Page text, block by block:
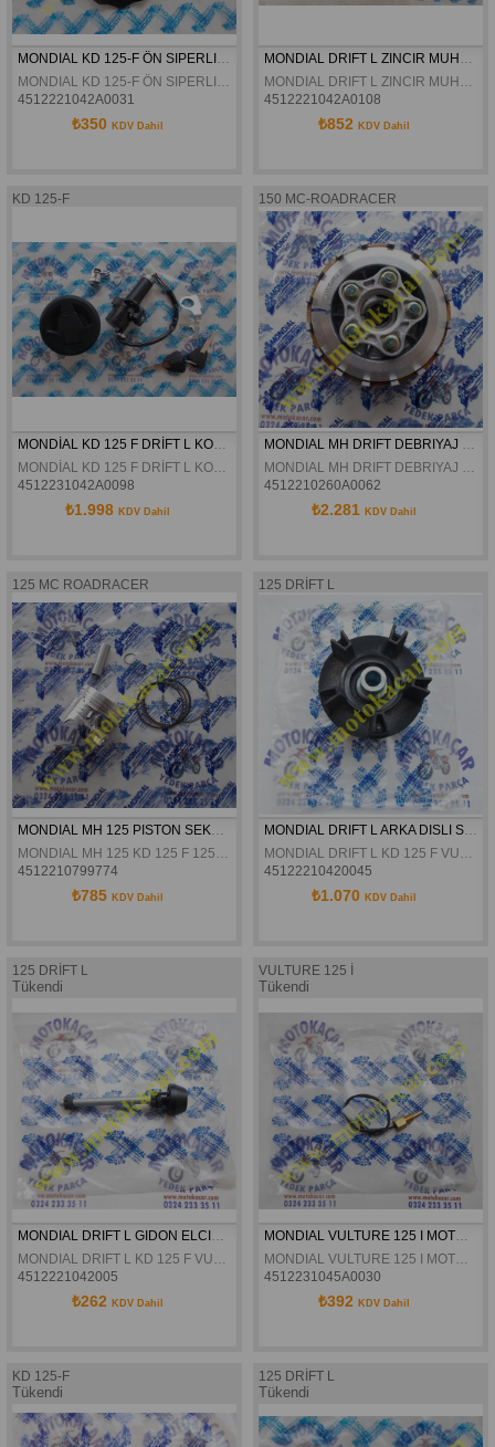
MONDIAL KD 125-F ÖN SIPERLIK ORJINAL
MONDIAL KD 125-F ÖN SIPERLIK ORJINAL
4512221042A0031
₺350 KDV Dahil
MONDIAL DRIFT L ZINCIR MUHAFAZA ORJINAL
MONDIAL DRIFT L ZINCIR MUHAFAZA ORJINAL
4512221042A0108
₺852 KDV Dahil
KD 125-F
MONDİAL KD 125 F DRİFT L KONTAK KİLİT SETİ ORJİNAL
MONDİAL KD 125 F DRİFT L KONTAK KİLİT SETİ ORJİNAL
4512231042A0098
₺1.998 KDV Dahil
150 MC-ROADRACER
MONDIAL MH DRIFT DEBRIYAJ KOMPLE ORJINAL
MONDIAL MH DRIFT DEBRIYAJ KOMPLE ORJINAL
4512210260A0062
₺2.281 KDV Dahil
125 MC ROADRACER
MONDIAL MH 125 PISTON SEKMAN SETI ORJINAL
MONDIAL MH 125 KD 125 F 125 DRİFT L VULTURE 125 İ PISTON SEKMAN SETI ORJINAL
4512210799774
₺785 KDV Dahil
125 DRİFT L
MONDIAL DRIFT L ARKA DISLI STOPER GÖVDESI ORJINAL
MONDIAL DRIFT L KD 125 F VULTURE İ ARKA DISLI STOPER GÖVDESI ORJINAL
45122210420045
₺1.070 KDV Dahil
125 DRİFT L
Tükendi
MONDIAL DRIFT L GIDON ELCIK TAPASI ORJINAL
MONDIAL DRIFT L KD 125 F VULTURE 125 i GIDON ELCIK TAPASI ORJINAL
4512221042005
₺262 KDV Dahil
VULTURE 125 İ
Tükendi
MONDIAL VULTURE 125 I MOTOR SICAKLIK SENSÖRÜ ORJINAL
MONDIAL VULTURE 125 I MOTOR SICAKLIK SENSÖRÜ ORJINAL
4512231045A0030
₺392 KDV Dahil
KD 125-F
Tükendi
125 DRİFT L
Tükendi